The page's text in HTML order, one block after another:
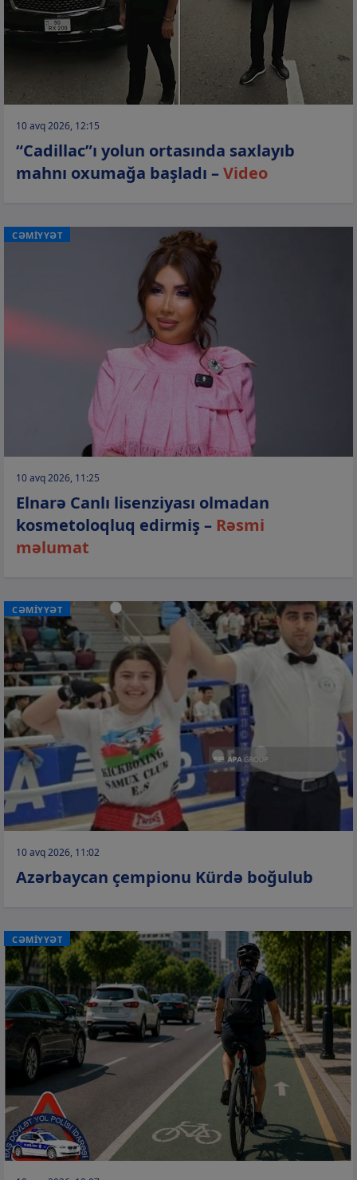
10 avq 2026, 12:15
“Cadillac”ı yolun ortasında saxlayıb
mahnı oxumağa başladı –Video
CƏMİYYƏT
10 avq 2026, 11:25
Elnarə Canlı lisenziyası olmadan
kosmetoloqluq edirmiş – Rəsmi
məlumat
CƏMİYYƏT
10 avq 2026, 11:02
Azərbaycan çempionu Kürdə boğulub
CƏMİYYƏT